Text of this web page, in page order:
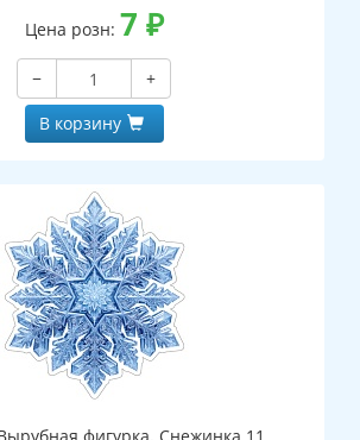
Цена розн: 7 ₽
−
+
В корзину